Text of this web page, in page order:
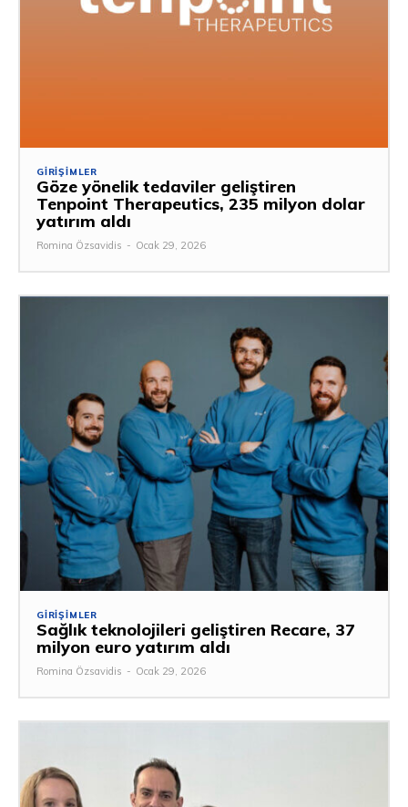
GIRIŞIMLER
Göze yönelik tedaviler geliştiren
Tenpoint Therapeutics, 235 milyon dolar
yatırım aldı
Romina Özsavidis - Ocak 29, 2026
GIRIŞIMLER
Sağlık teknolojileri geliştiren Recare, 37
milyon euro yatırım aldı
Romina Özsavidis - Ocak 29, 2026